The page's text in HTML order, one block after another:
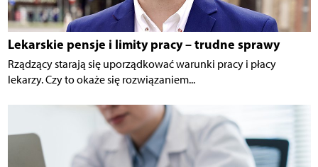
Lekarskie pensje i limity pracy – trudne sprawy
Rządzący starają się uporządkować warunki pracy i płacy
lekarzy. Czy to okaże się rozwiązaniem...